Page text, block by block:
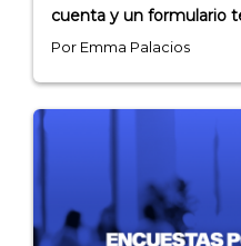
cuenta y un formulario
Por Emma Palacios